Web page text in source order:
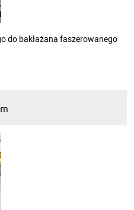
do bakłażana faszerowanego